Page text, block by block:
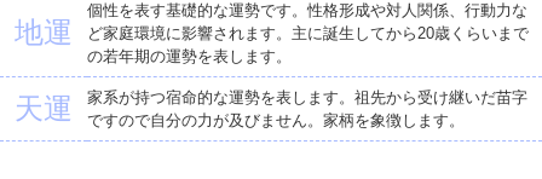
地運
個性を表す基礎的な運勢です。性格形成や対人関係、行動力な
ど家庭環境に影響されます。主に誕生してから20歳くらいまで
の若年期の運勢を表します。
天運
家系が持つ宿命的な運勢を表します。祖先から受け継いだ苗字
ですので自分の力が及びません。家柄を象徴します。